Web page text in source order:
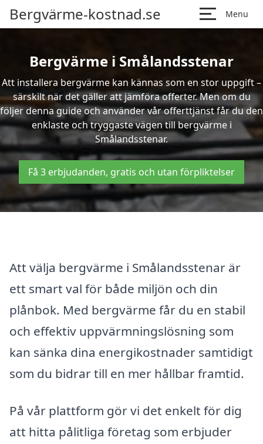
Bergvärme-kostnad.se Menu
Bergvärme i Smålandsstenar
Att installera bergvärme kan kännas som en stor uppgift –
särskilt när det gäller att jämföra offerter. Men om du
följer denna guide och använder vår offerttjänst får du den
enklaste och tryggaste vägen till bergvärme i
Smålandsstenar.
Få 3 erbjudanden, gratis och utan förpliktelser
Att välja bergvärme i Smålandsstenar är
ett smart val för både miljön och din
plånbok. Med bergvärme får du en stabil
och effektiv uppvärmningslösning som
kan sänka dina energikostnader samtidigt
som du bidrar till en mer hållbar framtid.
På vår plattform gör vi det enkelt för dig
att hitta pålitliga företag som erbjuder